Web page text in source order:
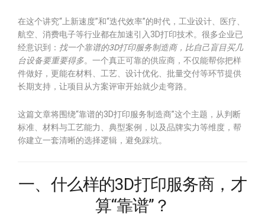
在这个讲究“上新速度”和“迭代效率”的时代，工业设计、医疗、
航空、消费电子等行业都在加速引入3D打印技术。很多企业已
经意识到： 找一个靠谱的3D打印服务制造商，比自己盲目买几
台设备要重要得多。一个真正可靠的供应商，不仅能帮你把样
件做好，更能在材料、工艺、设计优化、批量交付等环节提供
长期支持，让项目从方案评审开始就少走弯路。
这篇文章将围绕“靠谱的3D打印服务制造商”这个主题，从判断
标准、材料与工艺能力、典型案例，以及品牌实力等维度，帮
你建立一套清晰的选择逻辑，避免踩坑。
一、什么样的3D打印服务商，才
算“靠谱”？